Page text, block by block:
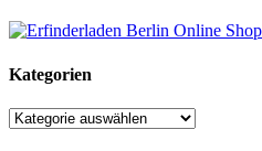
Kategorien
Kategorien